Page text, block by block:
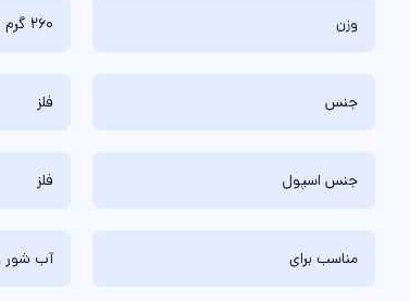
وزن 260 گرم
جنس فلز
جنس اسپول فلز
مناسب برای آب شور